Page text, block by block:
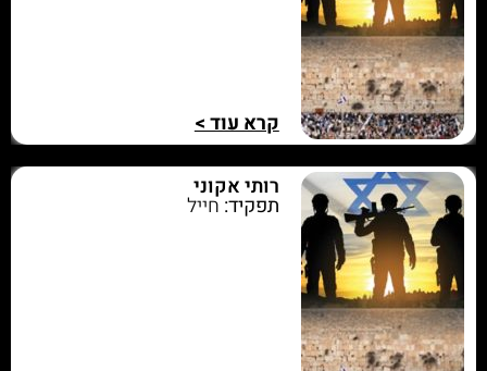
קרא עוד >
רותי אקוני
תפקיד: חייל